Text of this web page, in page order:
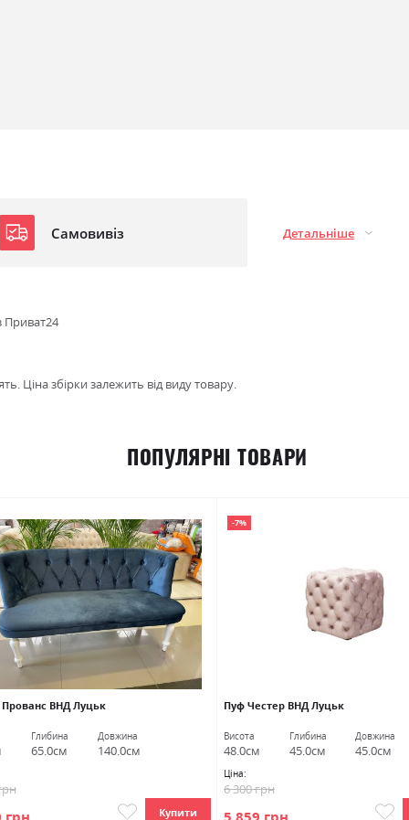
Самовивіз Детальніше
Приват24
Ціна збірки залежить від виду товару.
ПОПУЛЯРНІ ТОВАРИ
ВНД Луцьк
Глибина
65.0см
Довжина
140.0см
Купити
-7%
Пуф Честер ВНД Луцьк
Висота
48.0см
Глибина
45.0см
Довжина
45.0см
Ціна:
6 300 грн